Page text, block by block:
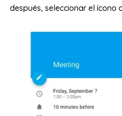
después, seleccionar el ícono